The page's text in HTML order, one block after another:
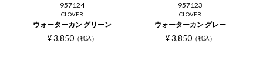
957124
CLOVER
ウォーターカン グリーン
¥ 3,850 税込
957123
CLOVER
ウォーターカン グレー
¥ 3,850 税込